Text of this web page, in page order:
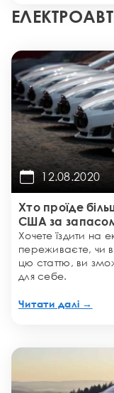
12.08.2020
Хто проїде
США за
Хочете їздити на
переживаєте, чи
цю статтю, ви
для себе.
Читати далі →